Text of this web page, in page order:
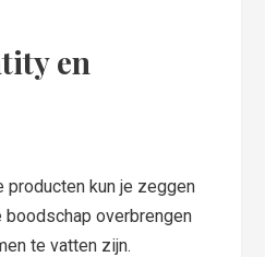
en
producten kun je zeggen
overbrengen
te vatten zijn.